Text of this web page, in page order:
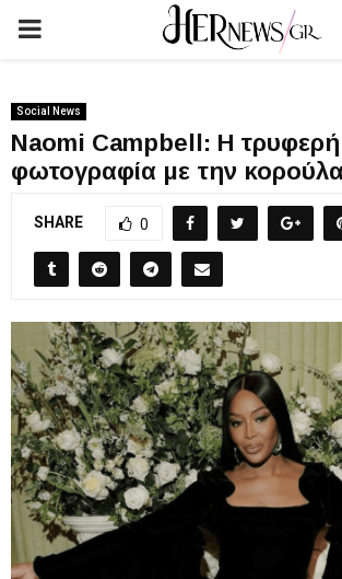
PRIMARY
Social News
Naomi Campbell: H τρυφερή
φωτογραφία με την
SHARE 0